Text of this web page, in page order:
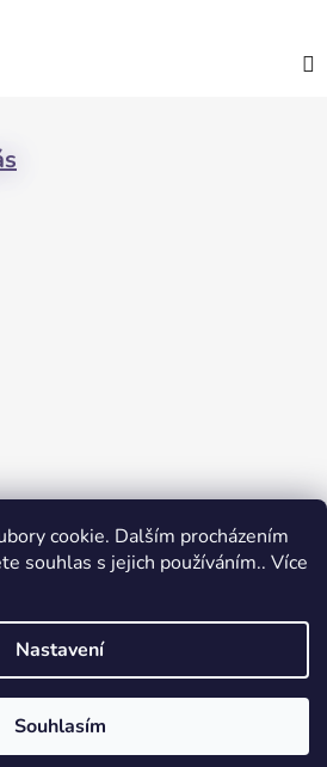
cookie. Dalším procházením
souhlas s jejich používáním.. Více
Nastavení
Souhlasím
Vytvořil Shoptet
Gym. Všechna práva vyhrazena.